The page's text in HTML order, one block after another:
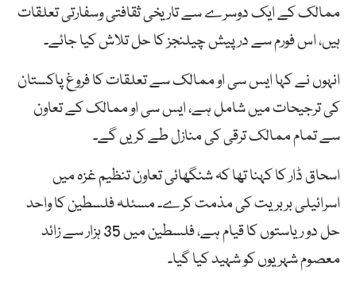
ممالک کے ایک دوسرے سے تاریخی ثقافتی وسفارتی تعلقات
ہیں، اس فورم سے درپیش چیلنجز کا حل تلاش کیا جائے۔
انہوں نے کہا ایس سی او ممالک سے تعلقات کا فروغ پاکستان
کی ترجیحات میں شامل ہے، ایس سی او ممالک کے تعاون
سے تمام ممالک ترقی کی منازل طے کریں گے۔
اسحاق ڈار کا کہنا تھا کہ شنگھائی تعاون تنظیم غزہ میں
اسرائیلی بربریت کی مذمت کرے۔ مسئلہ فلسطین کا واحد
حل دو ریاستوں کا قیام ہے، فلسطین میں 35 ہزار سے زائد
معصوم شہریوں کو شہید کیا گیا۔